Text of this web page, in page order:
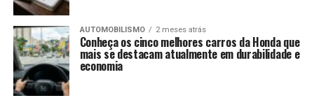
AUTOMOBILISMO 2 meses atrás
Conheça os cinco melhores carros da Honda que
mais se destacam atualmente em durabilidade e
economia